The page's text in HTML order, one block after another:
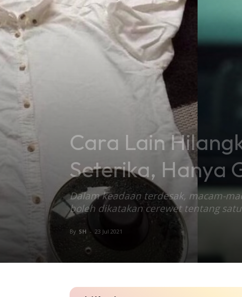
Trending
Cara Lain
Seterika, Hanya
Dalam keadaan terdesak, macam-
boleh dikatakan cerewet tentang
By SH - 23 Jul 2021